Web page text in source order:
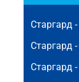
Старгард -
Старгард -
Старгард -